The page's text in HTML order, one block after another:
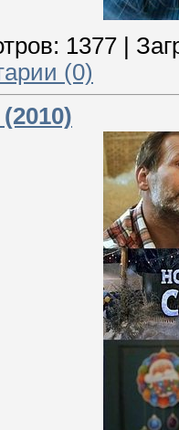
1377
(0)